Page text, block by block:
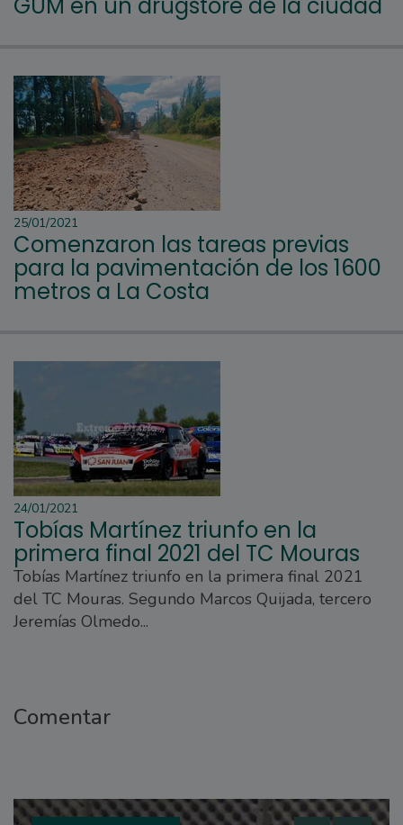
GUM en un drugstore de la ciudad
25/01/2021
Comenzaron las tareas previas
para la pavimentación de los 1600
metros a La Costa
24/01/2021
Tobías Martínez triunfo en la
primera final 2021 del TC Mouras
Tobías Martínez triunfo en la primera final 2021
del TC Mouras. Segundo Marcos Quijada, tercero
Jeremías Olmedo...
Comentar